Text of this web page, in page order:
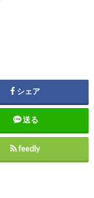
シェア
送る
feedly